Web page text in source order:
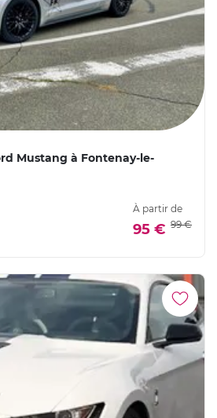
Mustang à Fontenay-le-
À partir de
95 € 99 €